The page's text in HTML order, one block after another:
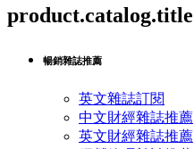
product.catalog.title
暢銷雜誌推薦
英文雜誌訂閱
中文財經雜誌推薦
英文財經雜誌推薦